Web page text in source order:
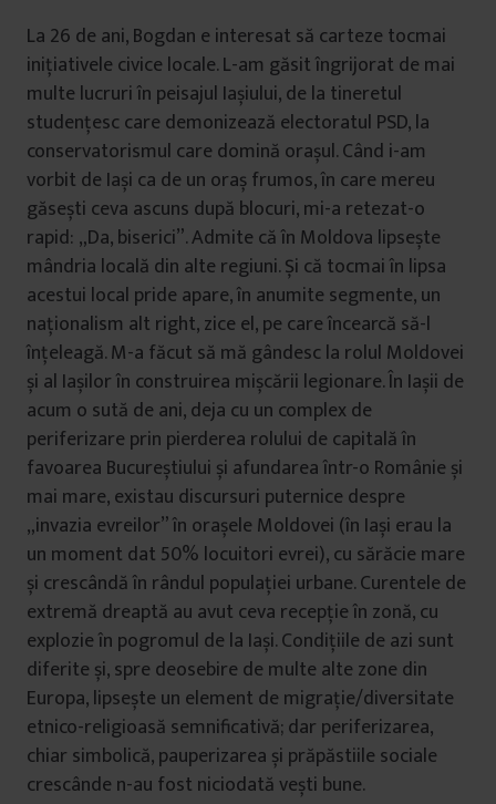
La 26 de ani, Bogdan e interesat să carteze tocmai
inițiativele civice locale. L-am găsit îngrijorat de mai
multe lucruri în peisajul Iașiului, de la tineretul
studențesc care demonizează electoratul PSD, la
conservatorismul care domină orașul. Când i-am
vorbit de Iași ca de un oraș frumos, în care mereu
găsești ceva ascuns după blocuri, mi-a retezat-o
rapid: „Da, biserici”. Admite că în Moldova lipsește
mândria locală din alte regiuni. Și că tocmai în lipsa
acestui local pride apare, în anumite segmente, un
naționalism alt right, zice el, pe care încearcă să-l
înțeleagă. M-a făcut să mă gândesc la rolul Moldovei
și al Iașilor în construirea mișcării legionare. În Iașii de
acum o sută de ani, deja cu un complex de
periferizare prin pierderea rolului de capitală în
favoarea Bucureștiului și afundarea într-o Românie și
mai mare, existau discursuri puternice despre
„invazia evreilor” în orașele Moldovei (în Iași erau la
un moment dat 50% locuitori evrei), cu sărăcie mare
și crescândă în rândul populației urbane. Curentele de
extremă dreaptă au avut ceva recepție în zonă, cu
explozie în pogromul de la Iași. Condițiile de azi sunt
diferite și, spre deosebire de multe alte zone din
Europa, lipsește un element de migrație/diversitate
etnico-religioasă semnificativă; dar periferizarea,
chiar simbolică, pauperizarea și prăpăstiile sociale
crescânde n-au fost niciodată vești bune.